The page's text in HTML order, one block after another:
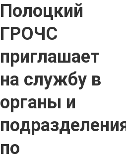
Полоцкий
ГРОЧС
приглашает
на службу в
органы и
по